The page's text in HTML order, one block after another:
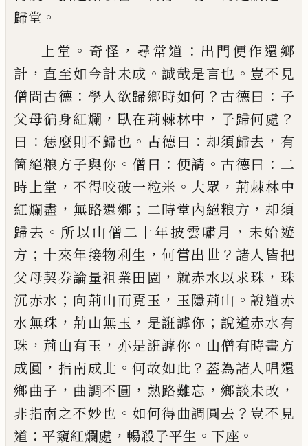
歸堂 。
上堂 。 奇怪 ， 尋常道 ： 出門便作還鄉
計 ， 直至如今計未成 。誠哉是言也 。 豈不見
僧問古德 ： 學人欲歸鄉時如何 ？ 古德曰 ： 子
父母徧身紅爛 ， 臥在荊棘林中 ， 子歸何處 ？
曰 ： 恁麼則不歸也 。 古德曰 ： 却須歸去 ， 有
箇絕粮方子與你 。 僧曰 ： 便請 。 古德曰 ： 二
時上堂 ，不得咬破一粒米 。 大眾 ， 荊棘林中
紅爛盡 ， 無路還鄉 ； 二時堂內絕粮方 ，却須
歸去 。 所以山僧二十年披雲嘯月 ， 未始遊
方 ； 十來年接物利生 ，何嘗出世 ？ 諸人皆把
父母契券論量祖業田園 ， 就赤水以求珠 ， 珠
沉赤水 ； 向荊山而覔玉 ， 玉隱荊山 。說道赤
水無珠 ， 荊山無玉 ， 是誑謼你 ； 說道赤水有
珠 ， 荊山有玉 ， 亦是誑謼你 。 山僧有時畫方
成圓 ， 指南成北 。何故如此 ？ 葢為諸人唱還
鄉曲子 ， 曲調不圓 ， 熟路難忘 ， 鄉談未改 ，
非指南之不妙也 。 如何得曲調圓去 ？ 豈不見
道 ： 平窺紅爛處 ， 暢殺子平生 。 下座 。